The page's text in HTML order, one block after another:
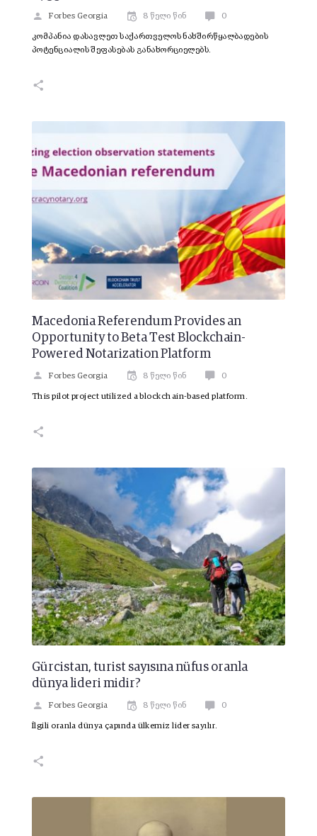
Forbes Georgia 8 წელი წინ 0
კომპანია დასავლეთ საქართველოს ნახშირწყალბადების
პოტენციალის შეფასებას განახორციელებს.
Macedonia Referendum Provides an
Opportunity to Beta Test Blockchain-
Powered Notarization Platform
Forbes Georgia 8 წელი წინ 0
This pilot project utilized a blockchain-based platform.
Gürcistan, turist sayısına nüfus oranla
dünya lideri midir?
Forbes Georgia 8 წელი წინ 0
İlgili oranla dünya çapında ülkemiz lider sayılır.